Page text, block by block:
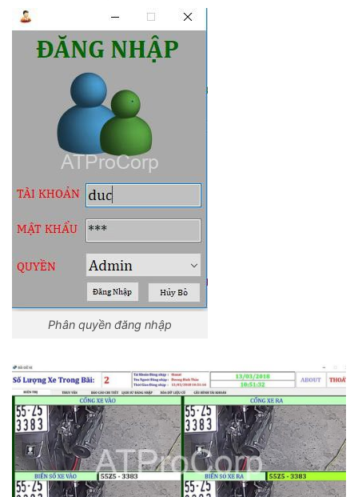
Phân quyền đăng nhập